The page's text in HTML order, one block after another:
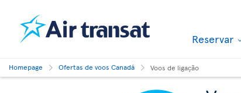
Reservar
Homepage Ofertas de voos Canadá Voos de ligação